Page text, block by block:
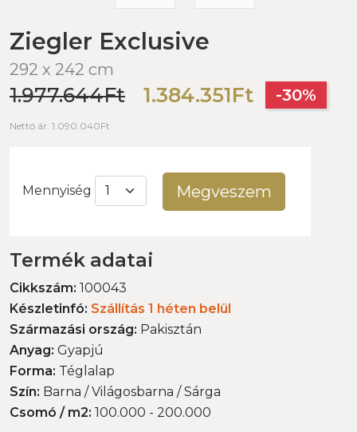
Ziegler Exclusive
292 x 242 cm
1.977.644Ft 1.384.351Ft -30%
Nettó ár: 1.090.040Ft
Mennyiség Megveszem
Termék adatai
Cikkszám: 100043
Készletinfó: Szállítás 1 héten belül
Származási ország: Pakisztán
Anyag: Gyapjú
Forma: Téglalap
Szín: Barna / Világosbarna / Sárga
Csomó / m2: 100.000 - 200.000